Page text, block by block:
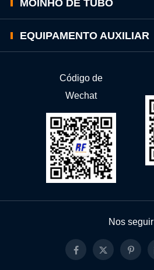
MOINHO DE TUBO
EQUIPAMENTO AUXILIAR
Código de
Wechat
Nos seguir